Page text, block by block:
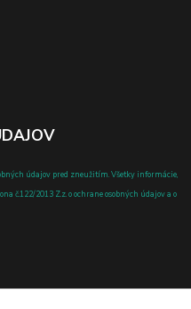
údajov pred zneužitím. Všetky informácie,
č.122/2013 Z.z. o ochrane osobných údajov a o